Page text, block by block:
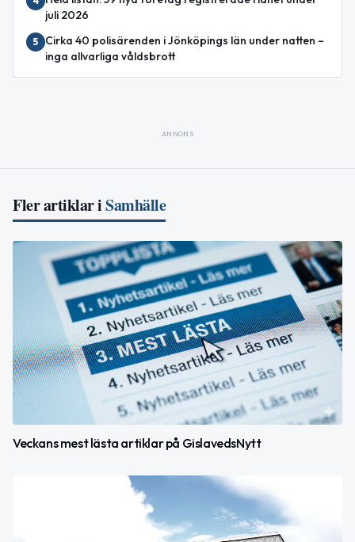
juli 2026
5
Cirka 40 polisärenden i Jönköpings län under natten –
inga allvarliga våldsbrott
ANNONS
Fler artiklar iSamhälle
Veckans mest lästa artiklar på GislavedsNytt